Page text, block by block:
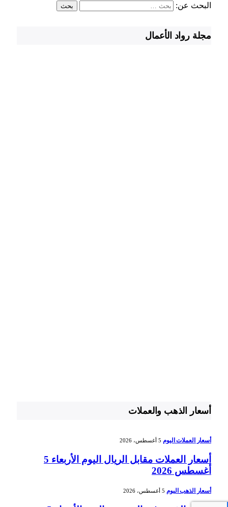
البحث عن:
مجلة رواد الأعمال
أسعار الذهب والعملات
أسعار العملات اليوم 5 أغسطس، 2026
أسعار العملات مقابل الريال اليوم الأربعاء 5
أغسطس 2026
أسعار الذهب اليوم 5 أغسطس، 2026